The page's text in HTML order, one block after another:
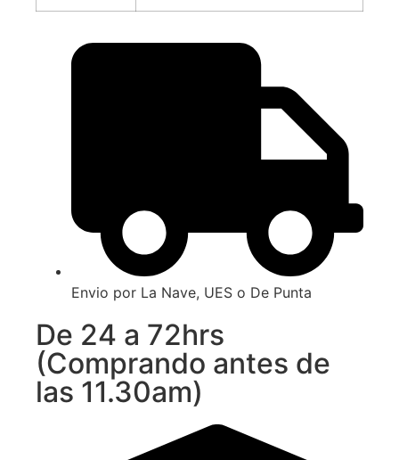
Envio por La Nave, UES o De Punta
De 24 a 72hrs
(Comprando antes de
las 11.30am)